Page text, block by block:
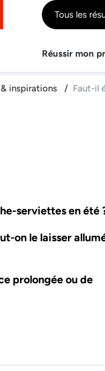
Tous les
Réussir mon
inspirations Faut-il
serviettes en été
on le laisser
prolongée ou de